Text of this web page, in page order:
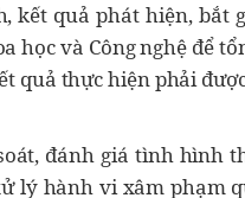
kết quả phát hiện, bắt
học và Công nghệ để
quả thực hiện phải
đánh giá tình hình
lý hành vi xâm phạm